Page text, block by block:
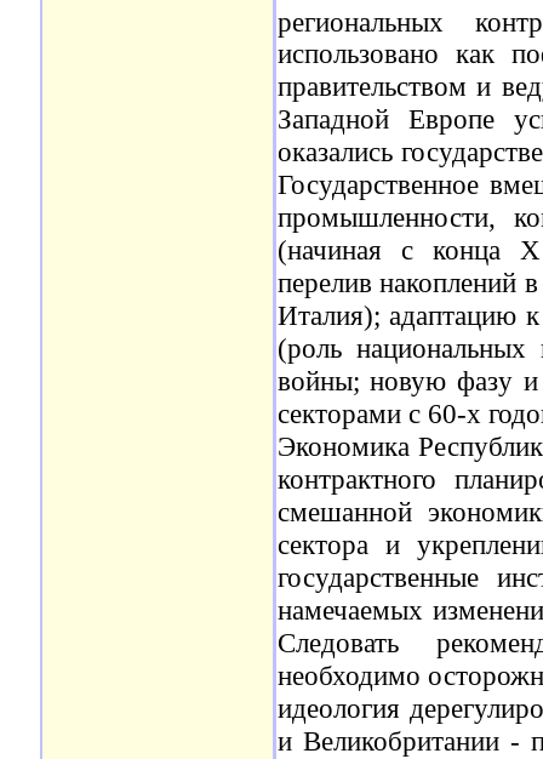
региональных
использовано как
правительством и
Западной Европе
оказались
Государственное
промышленности,
(начиная с конца
перелив накоплений
Италия); адаптацию
(роль
войны; новую фазу и
секторами с 60-х
Экономика
контрактного
смешанной
сектора и
государственные
намечаемых
Следовать
необходимо
идеология
и Великобритании -